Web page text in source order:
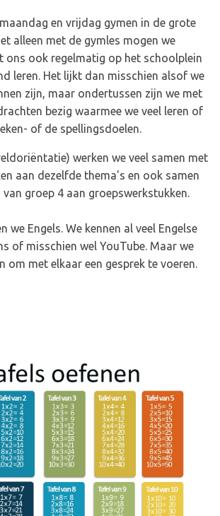
en vrijdag gymen in de grote
alleen met de gymles mogen we
ons ook regelmatig op het schoolplein
leren. Het lijkt dan misschien alsof we
zijn, maar ondertussen zijn we met
bezig waarmee we veel leren of
of de spellingsdoelen.
werken we veel samen met
aan dezelfde thema's en ook samen
van groep 4 aan groepswerkstukken.
we Engels. We kennen al veel Engelse
of misschien wel YouTube. Maar we
om met elkaar een gesprek te voeren.